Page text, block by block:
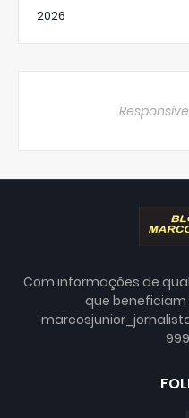
2026
Com informações de
que beneficiam